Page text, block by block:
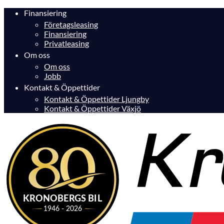
Finansiering
Företagsleasing
Finansiering
Privatleasing
Om oss
Om oss
Jobb
Kontakt & Öppettider
Kontakt & Öppettider Ljungby
Kontakt & Öppettider Växjö